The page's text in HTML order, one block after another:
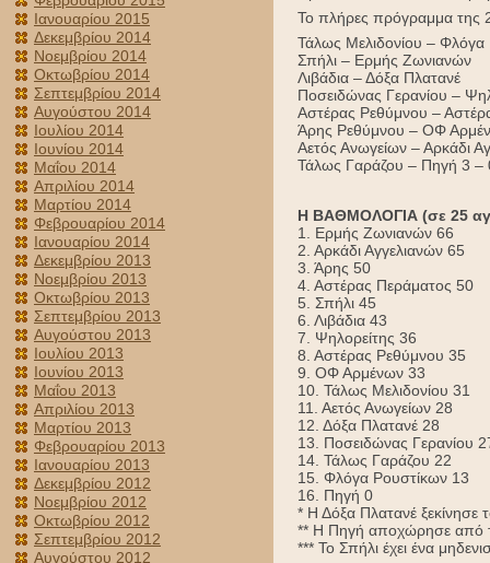
Ιανουαρίου 2015
Δεκεμβρίου 2014
Νοεμβρίου 2014
Οκτωβρίου 2014
Σεπτεμβρίου 2014
Αυγούστου 2014
Ιουλίου 2014
Ιουνίου 2014
Μαΐου 2014
Απριλίου 2014
Μαρτίου 2014
Φεβρουαρίου 2014
Ιανουαρίου 2014
Δεκεμβρίου 2013
Νοεμβρίου 2013
Οκτωβρίου 2013
Σεπτεμβρίου 2013
Αυγούστου 2013
Ιουλίου 2013
Ιουνίου 2013
Μαΐου 2013
Απριλίου 2013
Μαρτίου 2013
Φεβρουαρίου 2013
Ιανουαρίου 2013
Δεκεμβρίου 2012
Νοεμβρίου 2012
Οκτωβρίου 2012
Σεπτεμβρίου 2012
Αυγούστου 2012
Το πλήρες πρόγραμμα της
Τάλως Μελιδονίου – Φλόγα
Σπήλι – Ερμής Ζωνιανών
Λιβάδια – Δόξα Πλατανέ
Ποσειδώνας Γερανίου –
Αστέρας Ρεθύμνου –
Άρης Ρεθύμνου – ΟΦ
Αετός Ανωγείων – Αρκάδι
Τάλως Γαράζου – Πηγή 3 –
Η ΒΑΘΜΟΛΟΓΙΑ (σε 25
1. Ερμής Ζωνιανών 66
2. Αρκάδι Αγγελιανών 65
3. Άρης 50
4. Αστέρας Περάματος 50
5. Σπήλι 45
6. Λιβάδια 43
7. Ψηλορείτης 36
8. Αστέρας Ρεθύμνου 35
9. ΟΦ Αρμένων 33
10. Τάλως Μελιδονίου 31
11. Αετός Ανωγείων 28
12. Δόξα Πλατανέ 28
13. Ποσειδώνας Γερανίου
14. Τάλως Γαράζου 22
15. Φλόγα Ρουστίκων 13
16. Πηγή 0
* Η Δόξα Πλατανέ
** Η Πηγή αποχώρησε από
*** Το Σπήλι έχει ένα